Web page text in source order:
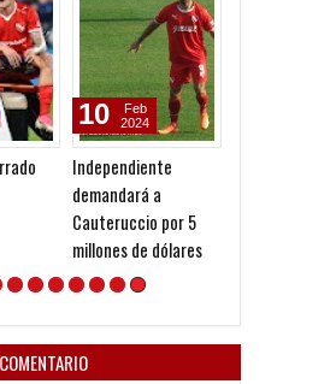
Contrademanda de
Cauteruccio
27
Feb
2024